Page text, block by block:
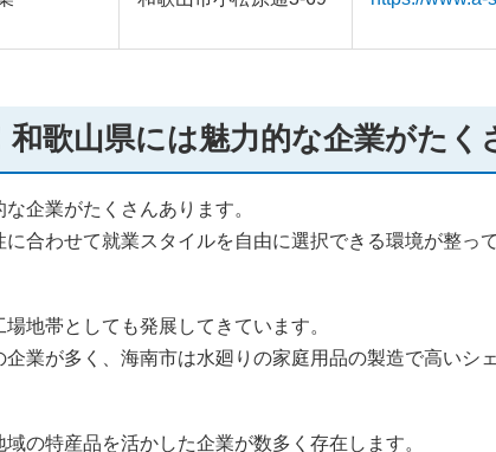
歌山県には魅力的な企業がたく
企業がたくさんあります。
合わせて就業スタイルを自由に選択できる環境が整って
地帯としても発展してきています。
業が多く、海南市は水廻りの家庭用品の製造で高いシ
の特産品を活かした企業が数多く存在します。